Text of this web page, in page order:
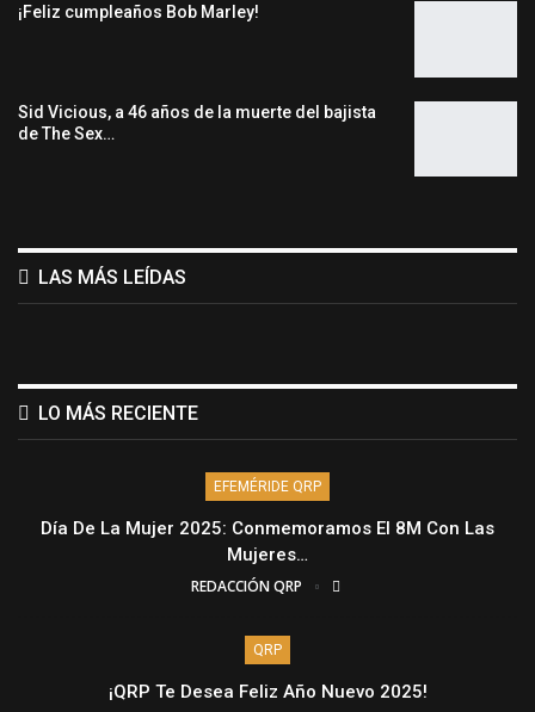
¡Feliz cumpleaños Bob Marley!
Sid Vicious, a 46 años de la muerte del bajista
de The Sex…
LAS MÁS LEÍDAS
LO MÁS RECIENTE
EFEMÉRIDE QRP
Día De La Mujer 2025: Conmemoramos El 8M Con Las
Mujeres…
REDACCIÓN QRP
QRP
¡QRP Te Desea Feliz Año Nuevo 2025!